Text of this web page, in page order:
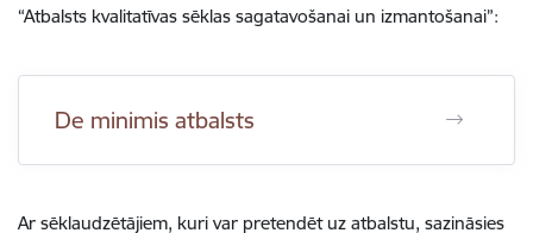
“Atbalsts kvalitatīvas sēklas sagatavošanai un izmantošanai”:
De minimis atbalsts
Ar sēklaudzētājiem, kuri var pretendēt uz atbalstu, sazināsies